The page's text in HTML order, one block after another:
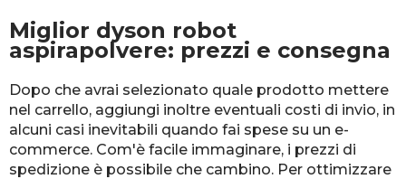
Miglior dyson robot
aspirapolvere: prezzi e consegna
Dopo che avrai selezionato quale prodotto mettere
nel carrello, aggiungi inoltre eventuali costi di invio, in
alcuni casi inevitabili quando fai spese su un e-
commerce. Com'è facile immaginare, i prezzi di
spedizione è possibile che cambino. Per ottimizzare